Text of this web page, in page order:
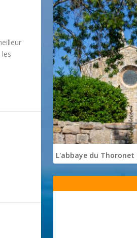
L'abbaye du Thoronet